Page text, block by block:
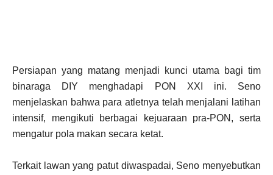
Persiapan yang matang menjadi kunci utama bagi tim
binaraga DIY menghadapi PON XXI ini. Seno
menjelaskan bahwa para atletnya telah menjalani latihan
intensif, mengikuti berbagai kejuaraan pra-PON, serta
mengatur pola makan secara ketat.
Terkait lawan yang patut diwaspadai, Seno menyebutkan